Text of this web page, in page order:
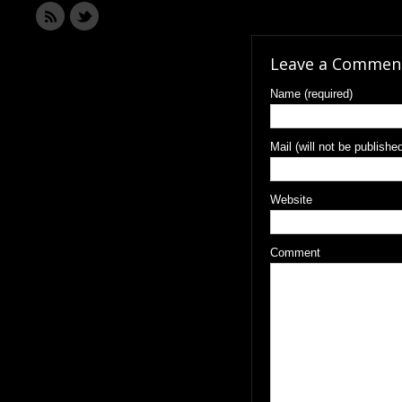
Leave a
Name (required)
Mail (will not be
Website
Comment